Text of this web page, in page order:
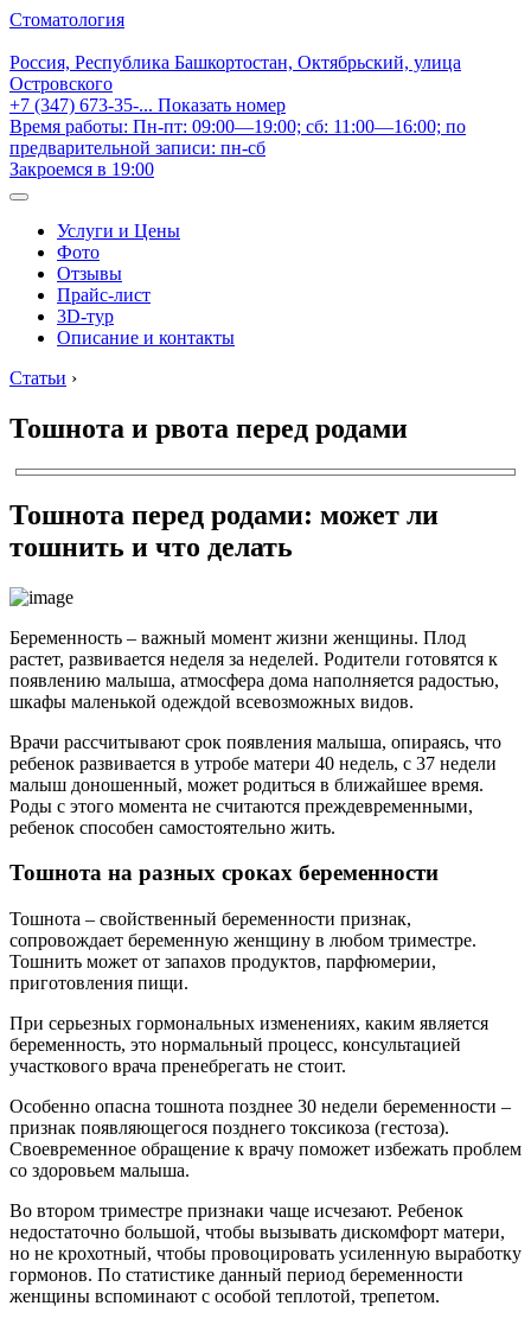
Стоматология
Россия, Республика Башкортостан, Октябрьский, улица
Островского
+7 (347) 673-35-... Показать номер
Время работы: Пн-пт: 09:00—19:00; сб: 11:00—16:00; по
предварительной записи: пн-сб
Закроемся в 19:00
Услуги и Цены
Фото
Отзывы
Прайс-лист
3D-тур
Описание и контакты
Статьи ›
Тошнота и рвота перед родами
Тошнота перед родами: может ли
тошнить и что делать
Беременность – важный момент жизни женщины. Плод
растет, развивается неделя за неделей. Родители готовятся к
появлению малыша, атмосфера дома наполняется радостью,
шкафы маленькой одеждой всевозможных видов.
Врачи рассчитывают срок появления малыша, опираясь, что
ребенок развивается в утробе матери 40 недель, с 37 недели
малыш доношенный, может родиться в ближайшее время.
Роды с этого момента не считаются преждевременными,
ребенок способен самостоятельно жить.
Тошнота на разных сроках беременности
Тошнота – свойственный беременности признак,
сопровождает беременную женщину в любом триместре.
Тошнить может от запахов продуктов, парфюмерии,
приготовления пищи.
При серьезных гормональных изменениях, каким является
беременность, это нормальный процесс, консультацией
участкового врача пренебрегать не стоит.
Особенно опасна тошнота позднее 30 недели беременности –
признак появляющегося позднего токсикоза (гестоза).
Своевременное обращение к врачу поможет избежать проблем
со здоровьем малыша.
Во втором триместре признаки чаще исчезают. Ребенок
недостаточно большой, чтобы вызывать дискомфорт матери,
но не крохотный, чтобы провоцировать усиленную выработку
гормонов. По статистике данный период беременности
женщины вспоминают с особой теплотой, трепетом.